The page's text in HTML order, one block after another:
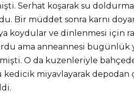
Serhat koşarak su
Bir müddet sonra karnı
koydular ve dinlenmesi için
ama anneannesi bugünlük
O da kuzenleriyle
kedicik miyavlayarak depodan